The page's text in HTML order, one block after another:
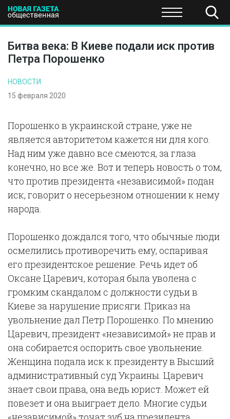
ПОЛИТИКА ЭКОНОМИКА НАУКА И
Битва века: В Киеве подали иск против
Петра Порошенко
НОВОСТИ
15 февраля 2020
Порошенко в украинской стране, уже не
является авторитетом кажется ни для кого.
Над ним уже давно все смеются, за глаза
конечно, но все же. Вот и теперь новость о том,
что против президента «независимой» подан
иск, говорит о несерьезном отношении к нему
народа.
Порошенко дождался того, что обычные люди
осмелились противоречить ему, оспаривая
его президентское решение. Речь идет об
Оксане Царевич, которая была уволена с
громким скандалом с должности судьи в
Киеве за нарушение присяги. Приказ на
увольнение дал Петр Порошенко. По мнению
Царевич, президент «независимой» не прав и
она собирается оспорить свое увольнение.
Женщина подала иск к президенту в Высший
административный суд Украины. Царевич
знает свои права, она ведь юрист. Может ей
повезет и она выиграет дело. Многие судьи